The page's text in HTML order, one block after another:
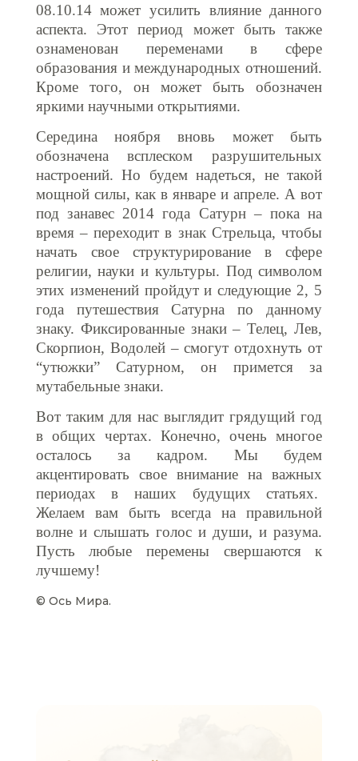
08.10.14 может усилить влияние данного
аспекта. Этот период может быть также
ознаменован переменами в сфере
образования и международных отношений.
Кроме того, он может быть обозначен
яркими научными открытиями.
Середина ноября вновь может быть
обозначена всплеском разрушительных
настроений. Но будем надеться, не такой
мощной силы, как в январе и апреле. А вот
под занавес 2014 года Сатурн – пока на
время – переходит в знак Стрельца, чтобы
начать свое структурирование в сфере
религии, науки и культуры. Под символом
этих изменений пройдут и следующие 2, 5
года путешествия Сатурна по данному
знаку. Фиксированные знаки – Телец, Лев,
Скорпион, Водолей – смогут отдохнуть от
“утюжки” Сатурном, он примется за
мутабельные знаки.
Вот таким для нас выглядит грядущий год
в общих чертах. Конечно, очень многое
осталось за кадром. Мы будем
акцентировать свое внимание на важных
периодах в наших будущих статьях.
Желаем вам быть всегда на правильной
волне и слышать голос и души, и разума.
Пусть любые перемены свершаются к
лучшему!
© Ось Мира.